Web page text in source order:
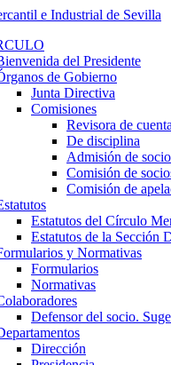
del Presidente
de Gobierno
Junta Directiva
Comisiones
Revisora de
De disciplina
Admisión de
Comisión de
Comisión de
Estatutos del Círculo
Estatutos de la Sección
y Normativas
Formularios
Normativas
Defensor del socio.
Dirección